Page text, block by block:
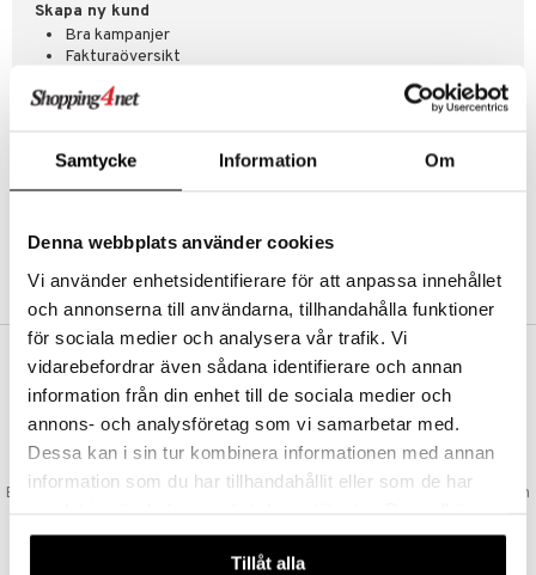
Samtycke Information Om
Denna webbplats använder cookies
Vi använder enhetsidentifierare för att anpassa innehållet
och annonserna till användarna, tillhandahålla funktioner
för sociala medier och analysera vår trafik. Vi
vidarebefordrar även sådana identifierare och annan
information från din enhet till de sociala medier och
annons- och analysföretag som vi samarbetar med.
Dessa kan i sin tur kombinera informationen med annan
information som du har tillhandahållit eller som de har
våra cookies vid fortsatt användande av vår webbplats.
Tillåt alla
Skapa ny kund
Bra kampanjer
Fakturaöversikt
Abonnemang
Önskelistor
SKAPA KUND
VAD KOSTAR FRAKTEN?
Vi erbjuder fri frakt från 350 kr. Vår gräns för fraktfri leverans bestäms
utifån vilken avdelning du handlar från. Läs mer här »
SNABBA LEVERANSER
Beställningar lagda före 14:00 (gäller varor i lager) skickas normalt ut från
GODKÄND AV LÄKEMEDELSVERKET